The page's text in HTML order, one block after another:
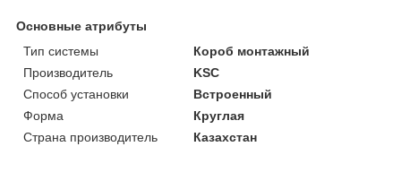
Основные атрибуты
Тип системы
Короб монтажный
Производитель
KSC
Способ установки
Встроенный
Форма
Круглая
Страна производитель
Казахстан